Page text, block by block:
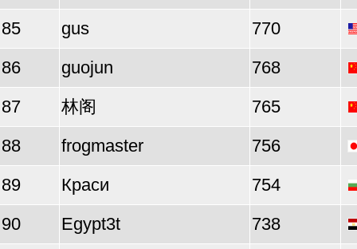
85
gus
770
86
guojun
768
87
林阁
765
88
frogmaster
756
89
Краси
754
90
Egypt3t
738